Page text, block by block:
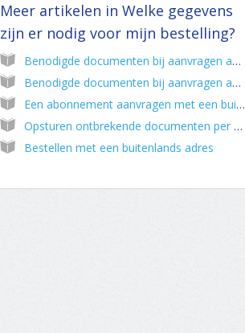
Meer artikelen in Welke gegevens
zijn er nodig voor mijn bestelling?
Benodigde documenten bij aanvragen abonnement
Benodigde documenten bij aanvragen abonnement onder bewindvoering
Een abonnement aanvragen met een buitenlands rekeningnummer
Opsturen ontbrekende documenten per e-mail of per post
Bestellen met een buitenlands adres